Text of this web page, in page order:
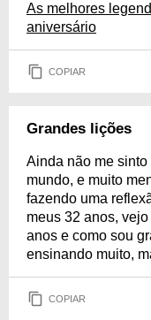
As melhores
aniversário
COPIAR
Grandes lições
Ainda não me
mundo, e muito
fazendo uma
meus 32 anos,
anos e como sou
ensinando muito,
COPIAR